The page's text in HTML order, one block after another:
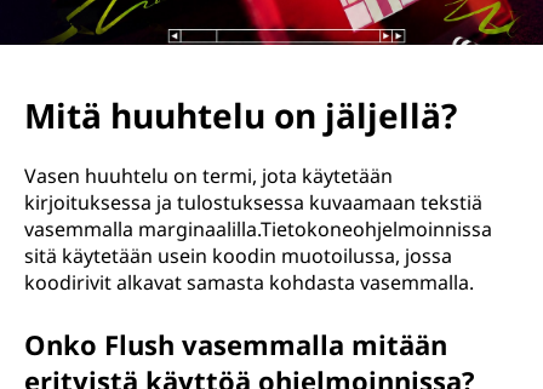
Mitä huuhtelu on jäljellä?
Vasen huuhtelu on termi, jota käytetään
kirjoituksessa ja tulostuksessa kuvaamaan tekstiä
vasemmalla marginaalilla.Tietokoneohjelmoinnissa
sitä käytetään usein koodin muotoilussa, jossa
koodirivit alkavat samasta kohdasta vasemmalla.
Onko Flush vasemmalla mitään
erityistä käyttöä ohjelmoinnissa?